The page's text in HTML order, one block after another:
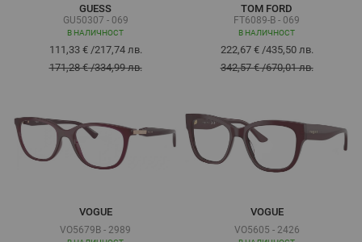
GUESS
GU50307 - 069
В НАЛИЧНОСТ
111,33 €/217,74 лв.
171,28 €/334,99 лв.
TOM FORD
FT6089-B - 069
В НАЛИЧНОСТ
222,67 €/435,50 лв.
342,57 €/670,01 лв.
VOGUE
VO5679B - 2989
VOGUE
VO5605 - 2426